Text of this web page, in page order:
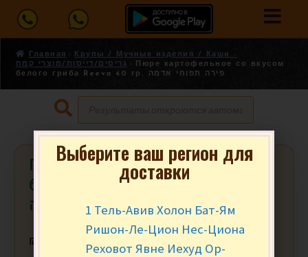
Главная
Крупы / Мучные изделия / Каши -
גריסים/דייסות/מוצרי קמח
Пюре картофельное со вкусом
белого гриба Reeva 40 гр. פירה תפוחי אדמה
Пюре картофельное со вкусом
белого гриба Reeva 40 гр. פירה
תפוחי אדמה
₪
Выберите ваш регион для
доставки
1 Тель-Авив Холон Бат-Ям
Ришон-Ле-Цион Нес-Циона
Реховот Явне Иехуд Ор-